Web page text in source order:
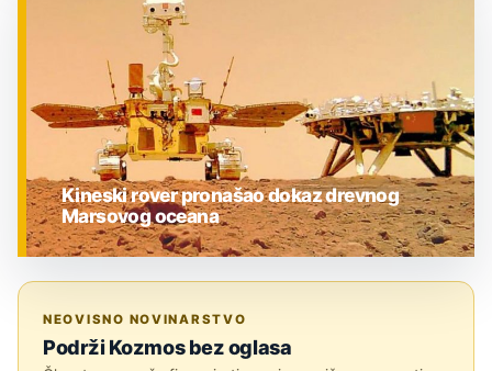
Kineski rover pronašao dokaz drevnog
Marsovog oceana
NEOVISNO NOVINARSTVO
Podrži Kozmos bez oglasa